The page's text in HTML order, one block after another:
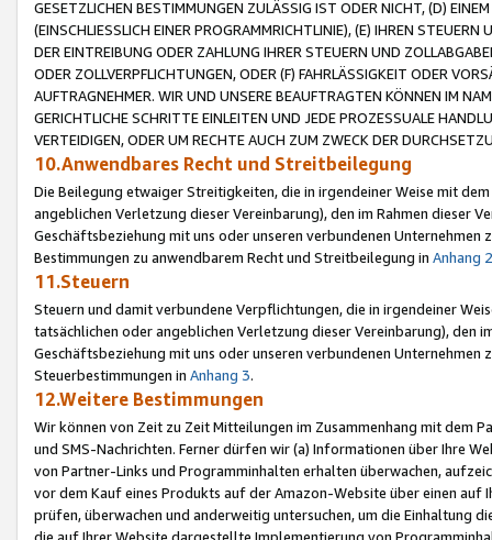
GESETZLICHEN BESTIMMUNGEN ZULÄSSIG IST ODER NICHT, (D)
(EINSCHLIESSLICH EINER PROGRAMMRICHTLINIE), (E) IHREN
DER EINTREIBUNG ODER ZAHLUNG IHRER STEUERN UND
ODER ZOLLVERPFLICHTUNGEN, ODER (F) FAHRLÄSSIGKEIT ODER
AUFTRAGNEHMER. WIR UND UNSERE BEAUFTRAGTEN KÖNNEN IM
GERICHTLICHE SCHRITTE EINLEITEN UND JEDE PROZESSUALE
VERTEIDIGEN, ODER UM RECHTE AUCH ZUM ZWECK DER
10.Anwendbares Recht und Streitbeilegung
Die Beilegung etwaiger Streitigkeiten, die in irgendeiner Weise mit
angeblichen Verletzung dieser Vereinbarung), den im Rahmen dieser
Geschäftsbeziehung mit uns oder unseren verbundenen
Bestimmungen zu anwendbarem Recht und Streitbeilegung in Anhang 2
11.Steuern
Steuern und damit verbundene Verpflichtungen, die in irgendeiner
tatsächlichen oder angeblichen Verletzung dieser Vereinbarung), den
Geschäftsbeziehung mit uns oder unseren verbundenen
Steuerbestimmungen in Anhang 3.
12.Weitere Bestimmungen
Wir können von Zeit zu Zeit Mitteilungen im Zusammenhang mit dem
und SMS-Nachrichten. Ferner dürfen wir (a) Informationen über Ihre
von Partner-Links und Programminhalten erhalten überwachen,
vor dem Kauf eines Produkts auf der Amazon-Website über einen
prüfen, überwachen und anderweitig untersuchen, um die Einhaltung